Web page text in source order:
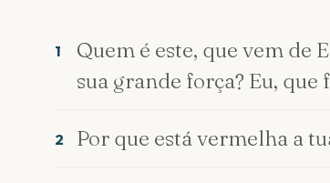
1
Quem é este, que vem de
sua grande força? Eu,
2 Por que está vermelha a